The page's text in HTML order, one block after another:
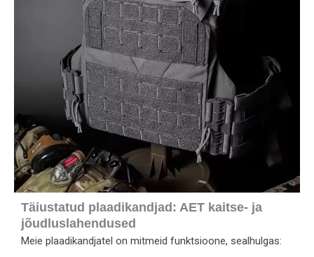
Täiustatud plaadikandjad: AET kaitse- ja
jõudluslahendused
Meie plaadikandjatel on mitmeid funktsioone, sealhulgas: